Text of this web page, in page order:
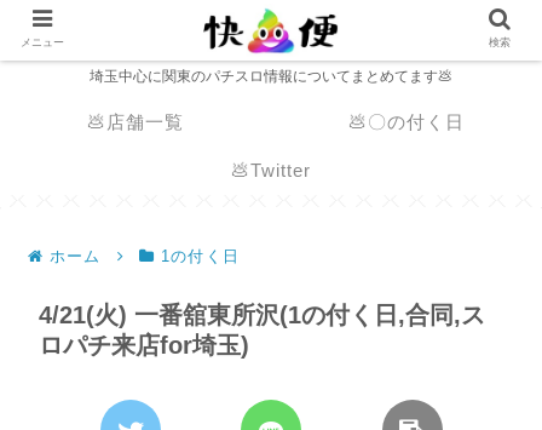
埼玉中心に関東のパチスロ情報についてまとめてます💩
💩店舗一覧 💩〇の付く日
💩Twitter
ホーム 1の付く日
4/21(火) 一番舘東所沢(1の付く日,合同,ス
ロパチ来店for埼玉)
メニュー 検索